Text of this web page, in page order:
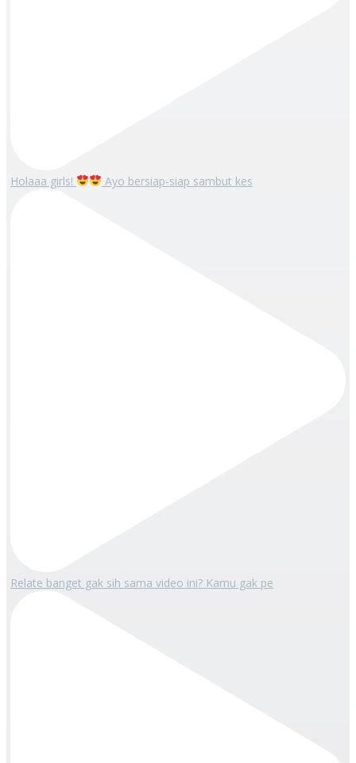
Holaaa girls! Ayo bersiap-siap sambut kes
Relate banget gak sih sama video ini? Kamu gak pe